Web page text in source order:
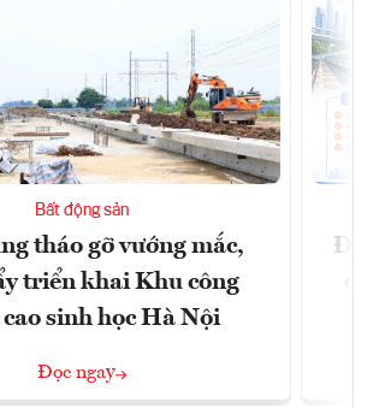
Bất động sản
tháo gỡ vướng mắc,
triển khai Khu công
sinh học Hà Nội
Đọc ngay